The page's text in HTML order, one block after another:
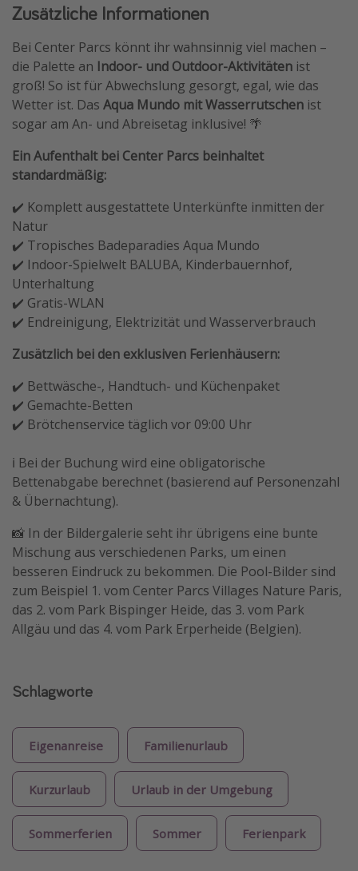
Zusätzliche Informationen
Bei Center Parcs könnt ihr wahnsinnig viel machen –
die Palette an Indoor- und Outdoor-Aktivitäten ist
groß! So ist für Abwechslung gesorgt, egal, wie das
Wetter ist. Das Aqua Mundo mit Wasserrutschen ist
sogar am An- und Abreisetag inklusive! 🌴
Ein Aufenthalt bei Center Parcs beinhaltet
standardmäßig:
✔️ Komplett ausgestattete Unterkünfte inmitten der
Natur
✔️ Tropisches Badeparadies Aqua Mundo
✔️ Indoor-Spielwelt BALUBA, Kinderbauernhof,
Unterhaltung
✔️ Gratis-WLAN
✔️ Endreinigung, Elektrizität und Wasserverbrauch
Zusätzlich bei den exklusiven Ferienhäusern:
✔️ Bettwäsche-, Handtuch- und Küchenpaket
✔️ Gemachte-Betten
✔️ Brötchenservice täglich vor 09:00 Uhr
ℹ️ Bei der Buchung wird eine obligatorische
Bettenabgabe berechnet (basierend auf Personenzahl
& Übernachtung).
📸 In der Bildergalerie seht ihr übrigens eine bunte
Mischung aus verschiedenen Parks, um einen
besseren Eindruck zu bekommen. Die Pool-Bilder sind
zum Beispiel 1. vom Center Parcs Villages Nature Paris,
das 2. vom Park Bispinger Heide, das 3. vom Park
Allgäu und das 4. vom Park Erperheide (Belgien).
Schlagworte
Eigenanreise Familienurlaub
Kurzurlaub Urlaub in der Umgebung
Sommerferien Sommer Ferienpark